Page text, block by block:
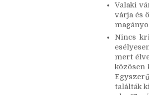
akár
Valaki
várja és
Nincs
mert